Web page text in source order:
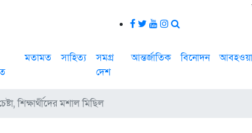
মতামত সাহিত্য
সমগ্র
দেশ
আন্তর্জাতিক বিনোদন আবহওয়া
শিক্ষার্থীদের মশাল মিছিল